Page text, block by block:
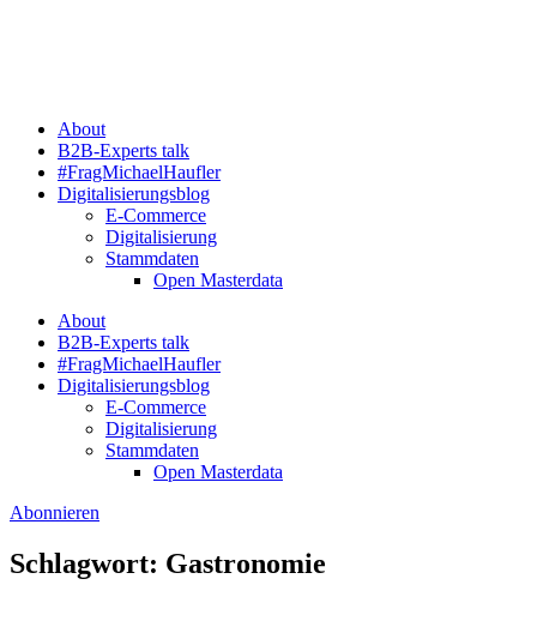
About
B2B-Experts talk
#FragMichaelHaufler
Digitalisierungsblog
E-Commerce
Digitalisierung
Stammdaten
Open Masterdata
About
B2B-Experts talk
#FragMichaelHaufler
Digitalisierungsblog
E-Commerce
Digitalisierung
Stammdaten
Open Masterdata
Abonnieren
Schlagwort: Gastronomie